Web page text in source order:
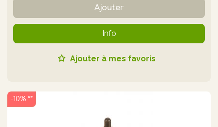
Ajouter
Info
Ajouter à mes favoris
-10% **